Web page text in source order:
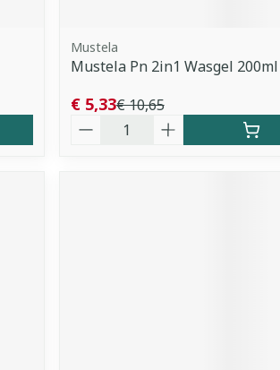
Mustela
Mustela Pn 2in1 Wasgel 200ml
€ 10,65
€ 5,33